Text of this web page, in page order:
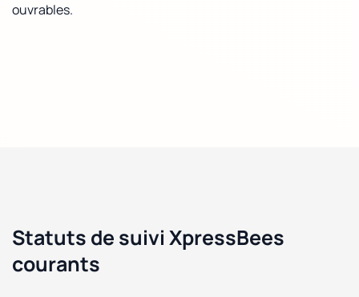
ouvrables.
Statuts de suivi XpressBees
courants